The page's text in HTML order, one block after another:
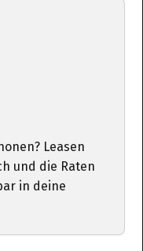
Leasen
und die Raten
in deine